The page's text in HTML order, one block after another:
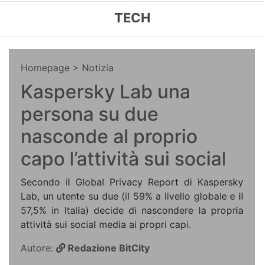
TECH
Homepage > Notizia
Kaspersky Lab una
persona su due
nasconde al proprio
capo l’attività sui social
Secondo il Global Privacy Report di Kaspersky
Lab, un utente su due (il 59% a livello globale e il
57,5% in Italia) decide di nascondere la propria
attività sui social media ai propri capi.
Autore:
Redazione BitCity